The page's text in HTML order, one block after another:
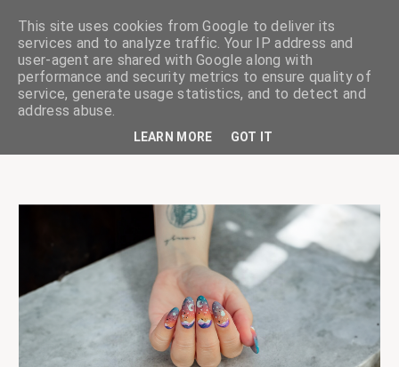
ciskaságok
This site uses cookies from Google to deliver its
services and to analyze traffic. Your IP address and
user-agent are shared with Google along with
performance and security metrics to ensure quality of
service, generate usage statistics, and to detect and
address abuse.
LEARN MORE GOT IT